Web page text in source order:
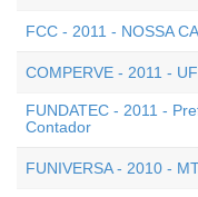
FCC - 2011 - NOSSA
COMPERVE - 2011 -
FUNDATEC - 2011 -
Contador
FUNIVERSA - 2010 -